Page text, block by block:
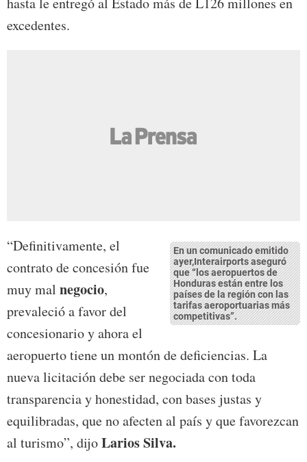
excedentes.
En un comunicado emitido
ayer,Interairports aseguró
que “los aeropuertos de
Honduras están entre los
países de la región con las
tarifas aeroportuarias más
competitivas”.
“Definitivamente, el
contrato de concesión fue
muy mal negocio,
prevaleció a favor del
concesionario y ahora el
aeropuerto tiene un montón de deficiencias. La
nueva licitación debe ser negociada con toda
transparencia y honestidad, con bases justas y
equilibradas, que no afecten al país y que favorezcan
al turismo”, dijoLarios Silva.